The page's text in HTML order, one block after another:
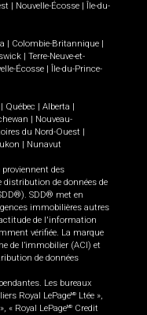
Nouvelle-Écosse
Île-du-
Colombie-Britannique
Terre-Neuve-et-
Écosse
Île-du-Prince-
Québec Alberta
Nouveau-
du Nord-Ouest
Nunavut
des
distribution de données de
SDD® met en
immobilières autres
de l'information
vérifiée. La marque
de l’immobilier (ACI) et
de données
Les bureaux
Royal LePageMD
Ltée »,
», « Royal LePageMD
Credit